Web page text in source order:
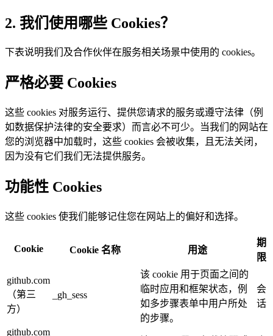
2. 我们使用哪些 Cookies？
下表说明我们及合作伙伴在服务相关场景中使用的 cookies。
严格必要 Cookies
这些 cookies 对服务运行、提供您请求的服务或遵守法律（例
如数据保护法律的安全要求）而言必不可少。当我们的网站在
您的浏览器中加载时，这些 cookies 会被收集，且无法关闭，
因为没有它们我们无法提供服务。
功能性 Cookies
这些 cookies 使我们能够记住您在网站上的偏好和选择。
Cookie Cookie 名称 用途
期
限
github.com
（第三
方）
_gh_sess
该 cookie 用于页面之间的
临时应用和框架状态，例
如多步骤表单中用户所处
的步骤。
会
话
github.com